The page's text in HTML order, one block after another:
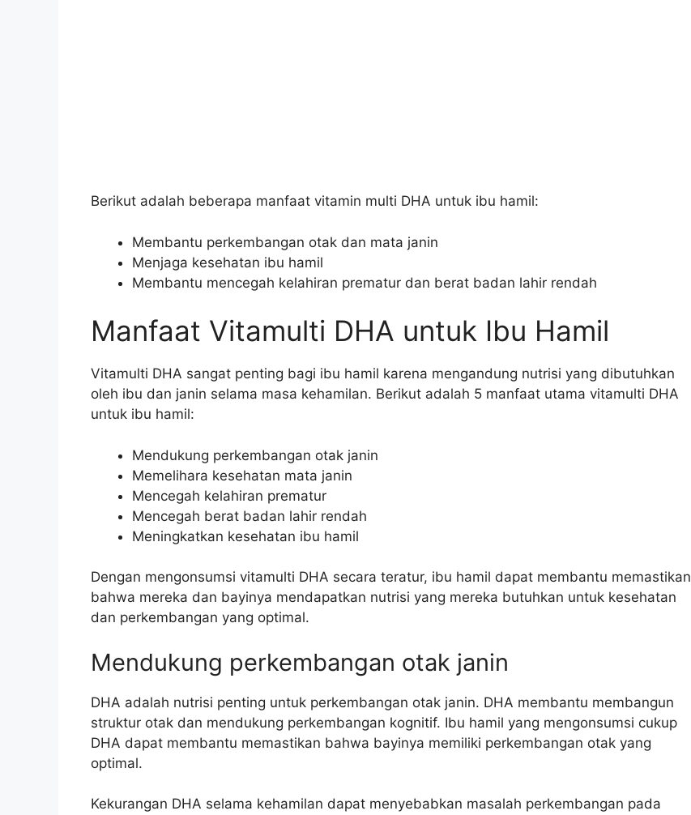
Berikut adalah beberapa manfaat vitamin multi DHA untuk ibu hamil:
Membantu perkembangan otak dan mata janin
Menjaga kesehatan ibu hamil
Membantu mencegah kelahiran prematur dan berat badan lahir rendah
Manfaat Vitamulti DHA untuk Ibu Hamil
Vitamulti DHA sangat penting bagi ibu hamil karena mengandung nutrisi yang dibutuhkan
oleh ibu dan janin selama masa kehamilan. Berikut adalah 5 manfaat utama vitamulti DHA
untuk ibu hamil:
Mendukung perkembangan otak janin
Memelihara kesehatan mata janin
Mencegah kelahiran prematur
Mencegah berat badan lahir rendah
Meningkatkan kesehatan ibu hamil
Dengan mengonsumsi vitamulti DHA secara teratur, ibu hamil dapat membantu memastikan
bahwa mereka dan bayinya mendapatkan nutrisi yang mereka butuhkan untuk kesehatan
dan perkembangan yang optimal.
Mendukung perkembangan otak janin
DHA adalah nutrisi penting untuk perkembangan otak janin. DHA membantu membangun
struktur otak dan mendukung perkembangan kognitif. Ibu hamil yang mengonsumsi cukup
DHA dapat membantu memastikan bahwa bayinya memiliki perkembangan otak yang
optimal.
Kekurangan DHA selama kehamilan dapat menyebabkan masalah perkembangan pada